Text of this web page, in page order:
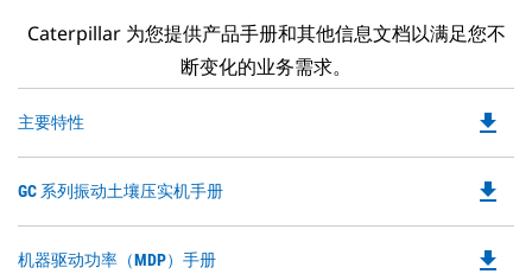
Caterpillar 为您提供产品手册和其他信息文档以满足您不
断变化的业务需求。
主要特性
a
file_download
GC 系列振动土壤压实机手册 file_download
机器驱动功率（MDP）手册 file_download